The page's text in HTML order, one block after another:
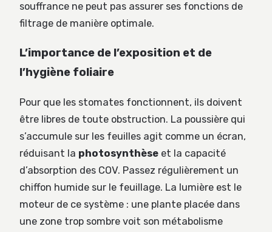
souffrance ne peut pas assurer ses fonctions de
filtrage de manière optimale.
L’importance de l’exposition et de
l’hygiène foliaire
Pour que les stomates fonctionnent, ils doivent
être libres de toute obstruction. La poussière qui
s’accumule sur les feuilles agit comme un écran,
réduisant la photosynthèse et la capacité
d’absorption des COV. Passez régulièrement un
chiffon humide sur le feuillage. La lumière est le
moteur de ce système : une plante placée dans
une zone trop sombre voit son métabolisme